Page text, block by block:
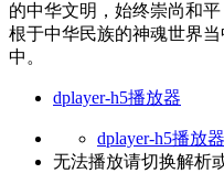
的中华文明，始终崇尚和
根于中华民族的神魂世界
中。
dplayer-h5播放器
dplayer-h5播放器
无法播放请切换解析